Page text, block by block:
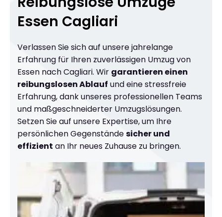
Essen Cagliari
Verlassen Sie sich auf unsere jahrelange
Erfahrung für Ihren zuverlässigen Umzug von
Essen nach Cagliari. Wir garantieren einen
reibungslosen Ablauf und eine stressfreie
Erfahrung, dank unseres professionellen Teams
und maßgeschneiderter Umzugslösungen.
Setzen Sie auf unsere Expertise, um Ihre
persönlichen Gegenständesicher und
effizient an Ihr neues Zuhause zu bringen.